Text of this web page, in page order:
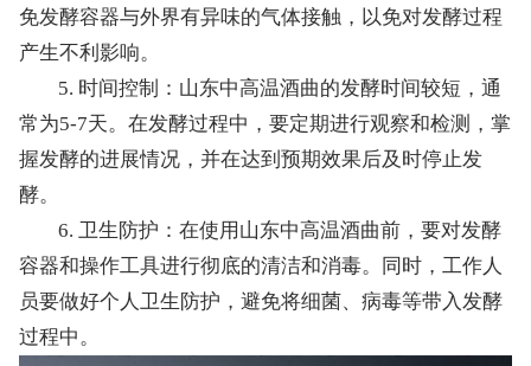
免发酵容器与外界有异味的气体接触，以免对发酵过程
产生不利影响。
5. 时间控制：山东中高温酒曲的发酵时间较短，通
常为5-7天。在发酵过程中，要定期进行观察和检测，掌
握发酵的进展情况，并在达到预期效果后及时停止发
酵。
6. 卫生防护：在使用山东中高温酒曲前，要对发酵
容器和操作工具进行彻底的清洁和消毒。同时，工作人
员要做好个人卫生防护，避免将细菌、病毒等带入发酵
过程中。